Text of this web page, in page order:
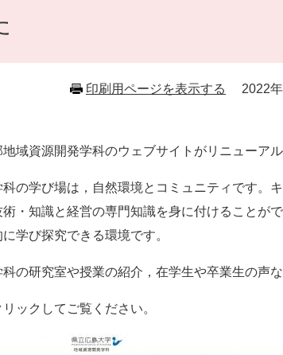
印刷用ページを表示する 2022
域資源開発学科のウェブサイトがリニューアル
の学び場は，自然環境とコミュニティです。
・知識と経営の専門知識を身に付けることが
学び探究できる環境です。
の研究室や授業の紹介，在学生や卒業生の声
ックしてご覧ください。